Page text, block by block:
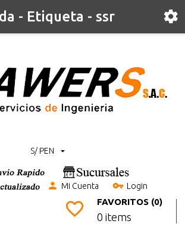
S/ PEN
Mi Cuenta Login
FAVORITOS (0)
0 items
- Etiqueta - ssr